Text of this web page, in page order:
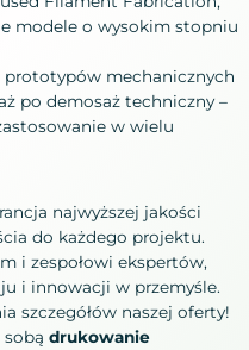
modele o wysokim stopniu
prototypów mechanicznych
po demosaż techniczny –
w wielu
najwyższej jakości
do każdego projektu.
i zespołowi ekspertów,
i innowacji w przemyśle.
szczegółów naszej oferty!
drukowanie